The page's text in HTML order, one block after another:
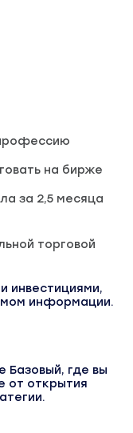
на бирже
за 2,5 месяца
торговой
инвестициями,
информации.
Базовый, где вы
от открытия